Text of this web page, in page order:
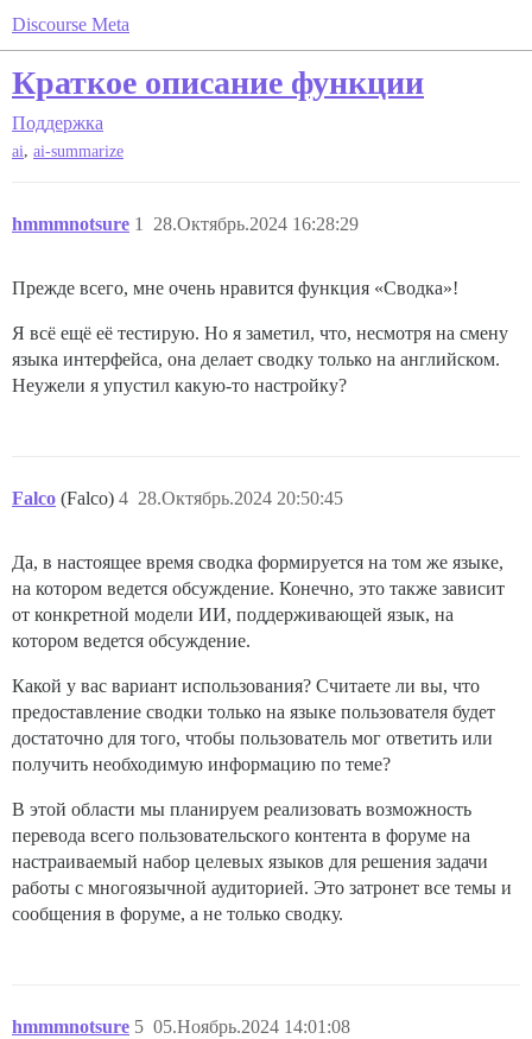
Discourse Meta
Краткое описание функции
Поддержка
ai, ai-summarize
hmmmnotsure 28.Октябрь.2024 16:28:29
1
Прежде всего, мне очень нравится функция «Сводка»!
Я всё ещё её тестирую. Но я заметил, что, несмотря на смену
языка интерфейса, она делает сводку только на английском.
Неужели я упустил какую-то настройку?
Falco (Falco) 28.Октябрь.2024 20:50:45
4
Да, в настоящее время сводка формируется на том же языке,
на котором ведется обсуждение. Конечно, это также зависит
от конкретной модели ИИ, поддерживающей язык, на
котором ведется обсуждение.
Какой у вас вариант использования? Считаете ли вы, что
предоставление сводки только на языке пользователя будет
достаточно для того, чтобы пользователь мог ответить или
получить необходимую информацию по теме?
В этой области мы планируем реализовать возможность
перевода всего пользовательского контента в форуме на
настраиваемый набор целевых языков для решения задачи
работы с многоязычной аудиторией. Это затронет все темы и
сообщения в форуме, а не только сводку.
hmmmnotsure 05.Ноябрь.2024 14:01:08
5